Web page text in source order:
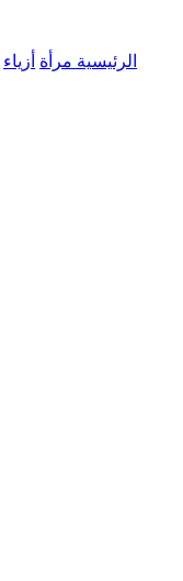
الرئيسية مرأة أزياء